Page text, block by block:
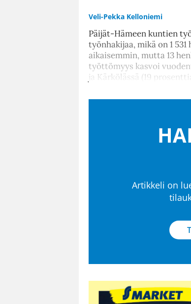
Veli-Pekka Kelloniemi
Päijät-Hämeen kuntien
työnhakijaa, mikä on 1
aikaisemmin, mutta 13
työttömyys kasvoi
ja Kärkölässä (19
Artikkeli on